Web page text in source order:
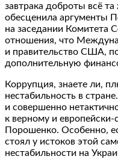
завтрака доброты всё
обесценила аргументы
на заседании
отношения, что
и правительство США,
дополнительную
Коррупция, знаете ли,
нестабильность в
и совершенно
к верному и
Порошенко. Особенно,
стоял у истоков этой
нестабильности на